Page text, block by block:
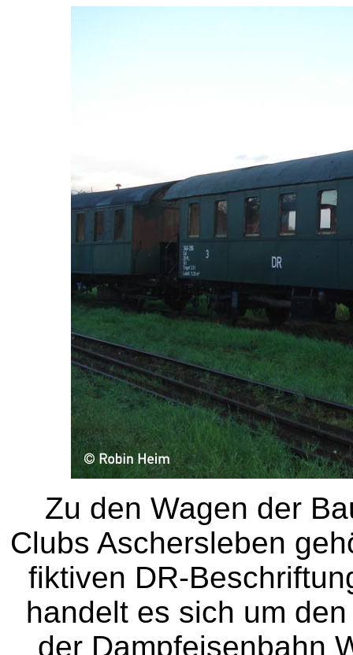
Zu den Wagen der
Clubs Aschersleben
fiktiven DR-
handelt es sich um
der Dampfeisenbahn